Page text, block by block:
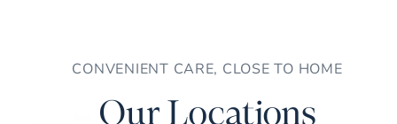
CONVENIENT CARE, CLOSE TO HOME
Our Locations